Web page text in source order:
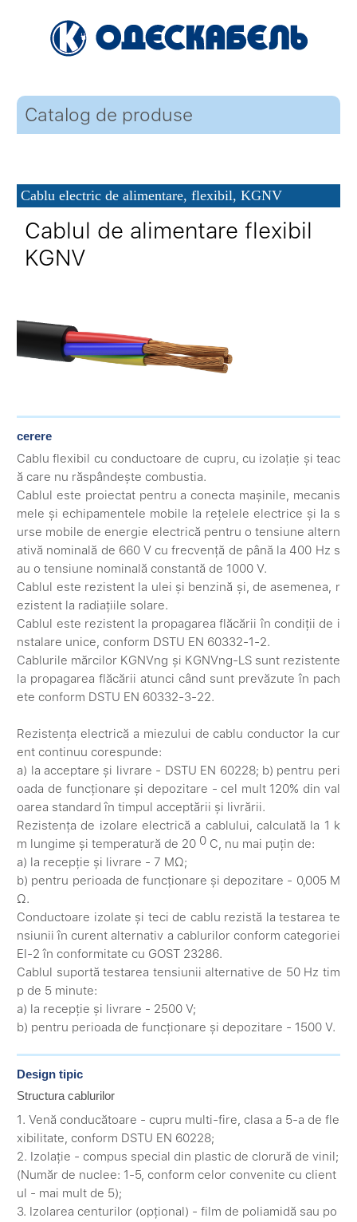
Catalog de produse
Cablu electric de alimentare, flexibil, KGNV
Cablul de alimentare flexibil
KGNV
cerere
Cablu flexibil cu conductoare de cupru, cu izolație și teac
ă care nu răspândește combustia.
Cablul este proiectat pentru a conecta mașinile, mecanis
mele și echipamentele mobile la rețelele electrice și la s
urse mobile de energie electrică pentru o tensiune altern
ativă nominală de 660 V cu frecvență de până la 400 Hz s
au o tensiune nominală constantă de 1000 V.
Cablul este rezistent la ulei și benzină și, de asemenea, r
ezistent la radiațiile solare.
Cablul este rezistent la propagarea flăcării în condiții de i
nstalare unice, conform DSTU EN 60332-1-2.
Cablurile mărcilor KGNVng și KGNVng-LS sunt rezistente
la propagarea flăcării atunci când sunt prevăzute în pach
ete conform DSTU EN 60332-3-22.
Rezistența electrică a miezului de cablu conductor la cur
ent continuu corespunde:
a) la acceptare și livrare - DSTU EN 60228; b) pentru peri
oada de funcționare și depozitare - cel mult 120% din val
oarea standard în timpul acceptării și livrării.
Rezistența de izolare electrică a cablului, calculată la 1 k
m lungime și temperatură de 20 0 C, nu mai puțin de:
a) la recepție și livrare - 7 MΩ;
b) pentru perioada de funcționare și depozitare - 0,005 M
Ω.
Conductoare izolate și teci de cablu rezistă la testarea te
nsiunii în curent alternativ a cablurilor conform categoriei
EI-2 în conformitate cu GOST 23286.
Cablul suportă testarea tensiunii alternative de 50 Hz tim
p de 5 minute:
a) la recepție și livrare - 2500 V;
b) pentru perioada de funcționare și depozitare - 1500 V.
Design tipic
Structura cablurilor
1. Venă conducătoare - cupru multi-fire, clasa a 5-a de fle
xibilitate, conform DSTU EN 60228;
2. Izolație - compus special din plastic de clorură de vinil;
(Număr de nuclee: 1-5, conform celor convenite cu client
ul - mai mult de 5);
3. Izolarea centurilor (opțional) - film de poliamidă sau po